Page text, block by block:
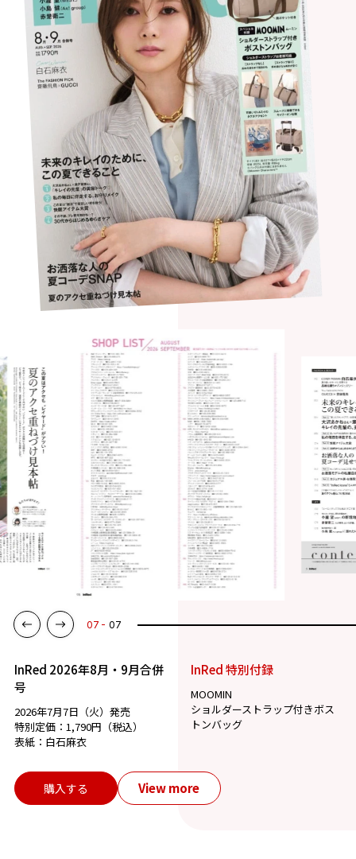
01 07
InRed 2026年8月・9月合併
号
2026年7月7日（火）発売
特別定価：1,790円（税込）
表紙：白石麻衣
InRed 特別付録
MOOMIN
ショルダーストラップ付きボス
トンバッグ
購入する View more